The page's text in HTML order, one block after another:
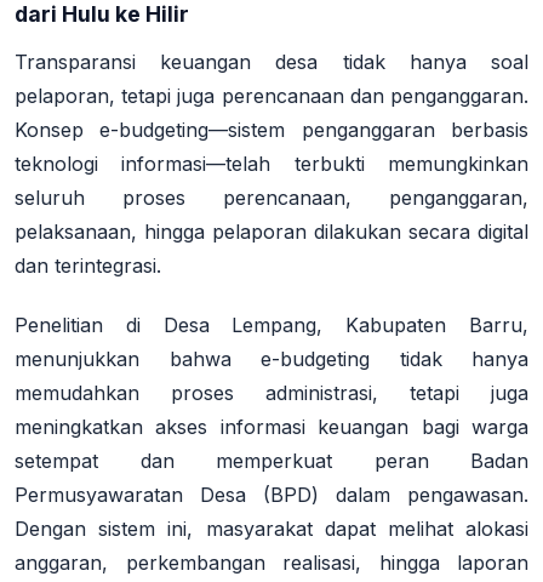
dari Hulu ke Hilir
Transparansi keuangan desa tidak hanya soal
pelaporan, tetapi juga perencanaan dan penganggaran.
Konsepe-budgeting—sistem penganggaran berbasis
teknologi informasi—telah terbukti memungkinkan
seluruh proses perencanaan, penganggaran,
pelaksanaan, hingga pelaporan dilakukan secara digital
dan terintegrasi.
Penelitian di Desa Lempang, Kabupaten Barru,
menunjukkan bahwa e-budgeting tidak hanya
memudahkan proses administrasi, tetapi juga
meningkatkan akses informasi keuangan bagi warga
setempat dan memperkuat peran Badan
Permusyawaratan Desa (BPD) dalam pengawasan.
Dengan sistem ini, masyarakat dapat melihat alokasi
anggaran, perkembangan realisasi, hingga laporan